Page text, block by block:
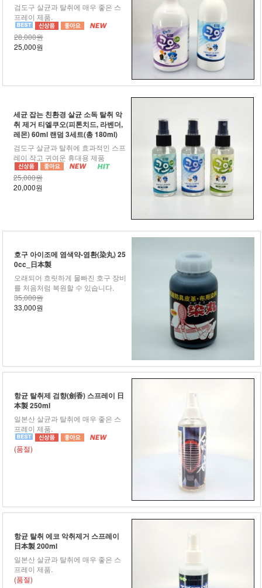
검도구 살균과 탈취에 매우 좋은 스
프레이 제품.
28,000원
25,000원
세균 잡는 친환경 살균 소독 탈취 악
취 제거 티엘쿠오(피톤치드, 라벤더,
레몬) 60ml 랜덤 3세트(총 180ml)
검도구 살균과 탈취에 효과적인 스프
레이 작고 귀여운 휴대용 제품
25,000원
20,000원
호구 아이조메 염색약-염환(染丸) 25
0cc_日本製
오래되어 흐릿하게 물빠진 호구 장비
를 처음처럼 복원할 수 있습니다.
35,000원
33,000원
항균 탈취제 검향(劍香) 스프레이 日
本製 250ml
일본산 살균과 탈취에 매우 좋은 스
프레이 제품.
(품절)
항균 탈취 에코 악취제거 스프레이
日本製 200ml
일본산 살균과 탈취에 매우 좋은 스
프레이 제품.
(품절)